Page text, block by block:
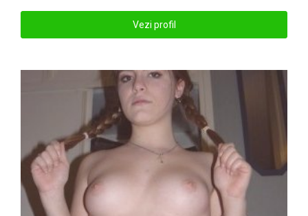
Vezi profil